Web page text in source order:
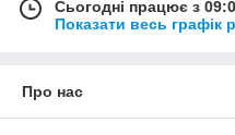
Сьогодні працює з
Показати весь графік
Про нас